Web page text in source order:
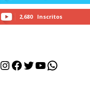
2,680 Inscritos
Instagram
Facebook
Twitter
Youtube